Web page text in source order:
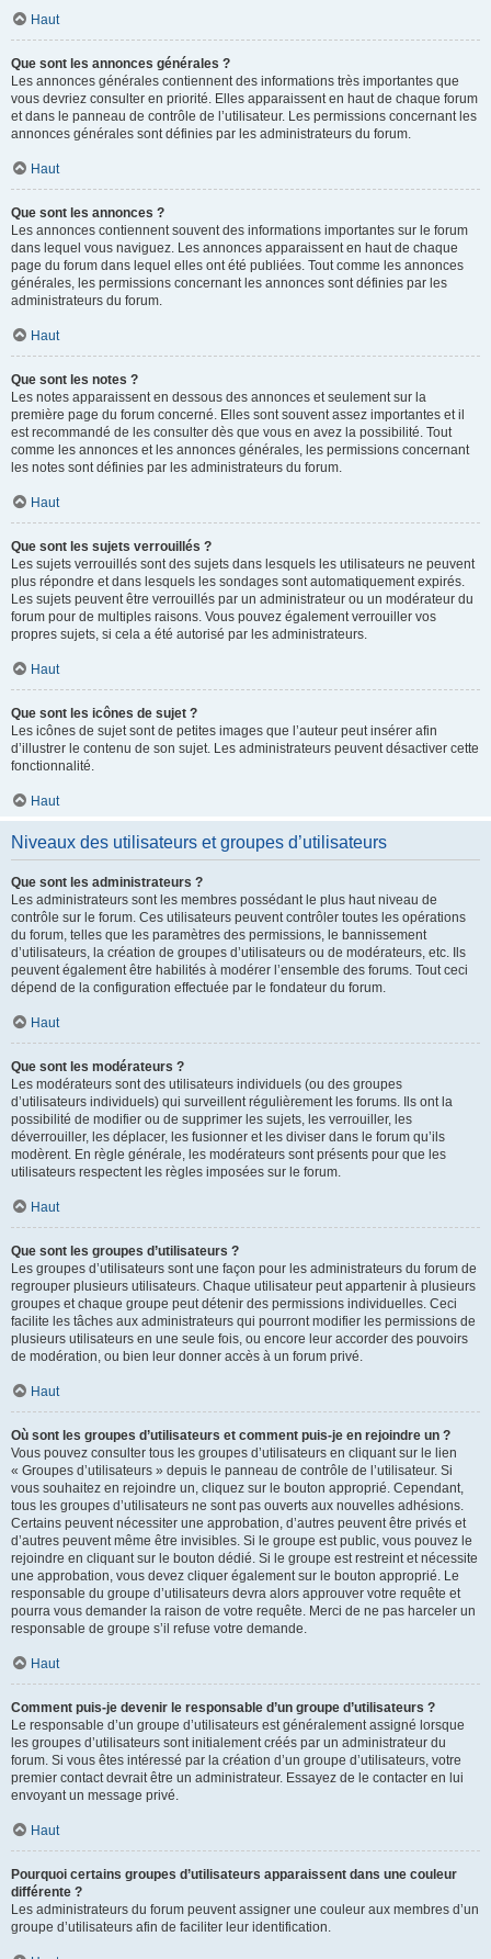
Haut
Que sont les annonces générales ?
Les annonces générales contiennent des informations très importantes que
vous devriez consulter en priorité. Elles apparaissent en haut de chaque forum
et dans le panneau de contrôle de l’utilisateur. Les permissions concernant les
annonces générales sont définies par les administrateurs du forum.
Haut
Que sont les annonces ?
Les annonces contiennent souvent des informations importantes sur le forum
dans lequel vous naviguez. Les annonces apparaissent en haut de chaque
page du forum dans lequel elles ont été publiées. Tout comme les annonces
générales, les permissions concernant les annonces sont définies par les
administrateurs du forum.
Haut
Que sont les notes ?
Les notes apparaissent en dessous des annonces et seulement sur la
première page du forum concerné. Elles sont souvent assez importantes et il
est recommandé de les consulter dès que vous en avez la possibilité. Tout
comme les annonces et les annonces générales, les permissions concernant
les notes sont définies par les administrateurs du forum.
Haut
Que sont les sujets verrouillés ?
Les sujets verrouillés sont des sujets dans lesquels les utilisateurs ne peuvent
plus répondre et dans lesquels les sondages sont automatiquement expirés.
Les sujets peuvent être verrouillés par un administrateur ou un modérateur du
forum pour de multiples raisons. Vous pouvez également verrouiller vos
propres sujets, si cela a été autorisé par les administrateurs.
Haut
Que sont les icônes de sujet ?
Les icônes de sujet sont de petites images que l’auteur peut insérer afin
d’illustrer le contenu de son sujet. Les administrateurs peuvent désactiver cette
fonctionnalité.
Haut
Niveaux des utilisateurs et groupes d’utilisateurs
Que sont les administrateurs ?
Les administrateurs sont les membres possédant le plus haut niveau de
contrôle sur le forum. Ces utilisateurs peuvent contrôler toutes les opérations
du forum, telles que les paramètres des permissions, le bannissement
d’utilisateurs, la création de groupes d’utilisateurs ou de modérateurs, etc. Ils
peuvent également être habilités à modérer l’ensemble des forums. Tout ceci
dépend de la configuration effectuée par le fondateur du forum.
Haut
Que sont les modérateurs ?
Les modérateurs sont des utilisateurs individuels (ou des groupes
d’utilisateurs individuels) qui surveillent régulièrement les forums. Ils ont la
possibilité de modifier ou de supprimer les sujets, les verrouiller, les
déverrouiller, les déplacer, les fusionner et les diviser dans le forum qu’ils
modèrent. En règle générale, les modérateurs sont présents pour que les
utilisateurs respectent les règles imposées sur le forum.
Haut
Que sont les groupes d’utilisateurs ?
Les groupes d’utilisateurs sont une façon pour les administrateurs du forum de
regrouper plusieurs utilisateurs. Chaque utilisateur peut appartenir à plusieurs
groupes et chaque groupe peut détenir des permissions individuelles. Ceci
facilite les tâches aux administrateurs qui pourront modifier les permissions de
plusieurs utilisateurs en une seule fois, ou encore leur accorder des pouvoirs
de modération, ou bien leur donner accès à un forum privé.
Haut
Où sont les groupes d’utilisateurs et comment puis-je en rejoindre un ?
Vous pouvez consulter tous les groupes d’utilisateurs en cliquant sur le lien
« Groupes d’utilisateurs » depuis le panneau de contrôle de l’utilisateur. Si
vous souhaitez en rejoindre un, cliquez sur le bouton approprié. Cependant,
tous les groupes d’utilisateurs ne sont pas ouverts aux nouvelles adhésions.
Certains peuvent nécessiter une approbation, d’autres peuvent être privés et
d’autres peuvent même être invisibles. Si le groupe est public, vous pouvez le
rejoindre en cliquant sur le bouton dédié. Si le groupe est restreint et nécessite
une approbation, vous devez cliquer également sur le bouton approprié. Le
responsable du groupe d’utilisateurs devra alors approuver votre requête et
pourra vous demander la raison de votre requête. Merci de ne pas harceler un
responsable de groupe s’il refuse votre demande.
Haut
Comment puis-je devenir le responsable d’un groupe d’utilisateurs ?
Le responsable d’un groupe d’utilisateurs est généralement assigné lorsque
les groupes d’utilisateurs sont initialement créés par un administrateur du
forum. Si vous êtes intéressé par la création d’un groupe d’utilisateurs, votre
premier contact devrait être un administrateur. Essayez de le contacter en lui
envoyant un message privé.
Haut
Pourquoi certains groupes d’utilisateurs apparaissent dans une couleur
différente ?
Les administrateurs du forum peuvent assigner une couleur aux membres d’un
groupe d’utilisateurs afin de faciliter leur identification.